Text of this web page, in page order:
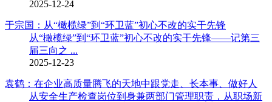
2025-12-24
于宗国：从“橄榄绿”到“环卫蓝”初心不改的实干先锋
从“橄榄绿”到“环卫蓝”初心不改的实干先锋——记第三
届三向之 ...
2025-12-23
袁鹤：在企业高质量腾飞的天地中跟党走、长本事、做好人
从安全生产检查岗位到身兼两部门管理职责，从职场新